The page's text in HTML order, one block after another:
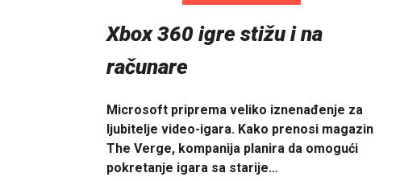
Xbox 360 igre stižu i na
računare
Microsoft priprema veliko iznenađenje za
ljubitelje video-igara. Kako prenosi magazin
The Verge, kompanija planira da omogući
pokretanje igara sa starije…